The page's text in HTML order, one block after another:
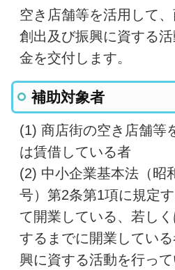
空き店舗等を活用して
創出及び振興に資する
金を交付します。
補助対象者
(1) 商店街の空き店舗等
は賃借している者
(2) 中小企業基本法（昭
号）第2条第1項に規定
て開業している、若し
するまでに開業してい
興に資する活動を行っ